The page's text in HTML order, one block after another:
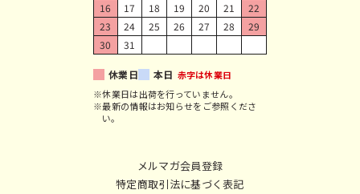
メルマガ会員登録
特定商取引法に基づく表記
16
17 18 19 20 21
22
23
24 25 26 27 28
29
30
31
休業日 本日 赤字は休業日
※休業日は出荷を行っていません。
※最新の情報はお知らせをご参照くださ
い。